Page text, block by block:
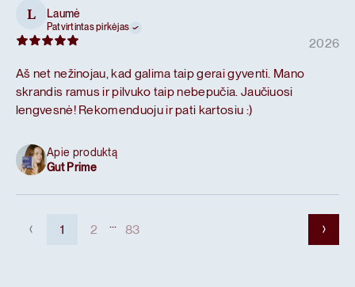
L Laumė
Patvirtintas pirkėjas
2026
Aš net nežinojau, kad galima taip gerai gyventi. Mano
skrandis ramus ir pilvuko taip nebepučia. Jaučiuosi
lengvesnė! Rekomenduoju ir pati kartosiu :)
Apie produktą
Gut Prime
1 2 83